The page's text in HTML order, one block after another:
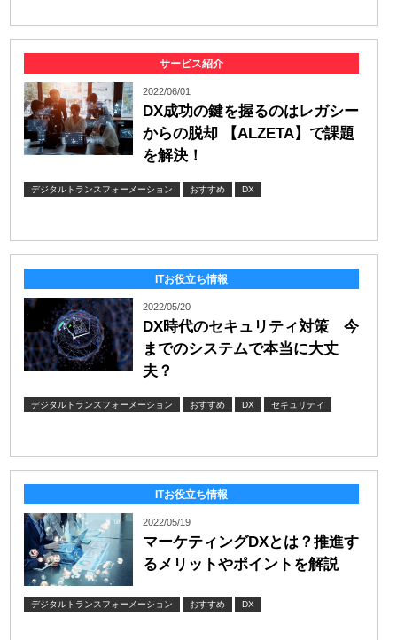
サービス紹介
2022/06/01
DX成功の鍵を握るのはレガシー
からの脱却 【ALZETA】で課題
を解決！
デジタルトランスフォーメーション おすすめ DX
ITお役立ち情報
2022/05/20
DX時代のセキュリティ対策 今
までのシステムで本当に大丈
夫？
デジタルトランスフォーメーション おすすめ DX セキュリティ
ITお役立ち情報
2022/05/19
マーケティングDXとは？推進す
るメリットやポイントを解説
デジタルトランスフォーメーション おすすめ DX